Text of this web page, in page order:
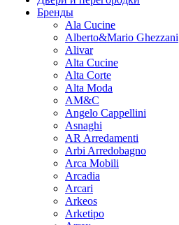
Бренды
Ala Cucine
Alberto&Mario Ghezzani
Alivar
Alta Cucine
Alta Corte
Alta Moda
AM&C
Angelo Cappellini
Asnaghi
AR Arredamenti
Arbi Arredobagno
Arca Mobili
Arcadia
Arcari
Arkeos
Arketipo